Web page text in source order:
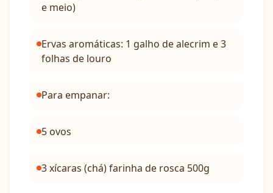
e meio)
Ervas aromáticas: 1 galho de alecrim e 3
folhas de louro
Para empanar:
5 ovos
3 xícaras (chá) farinha de rosca 500g